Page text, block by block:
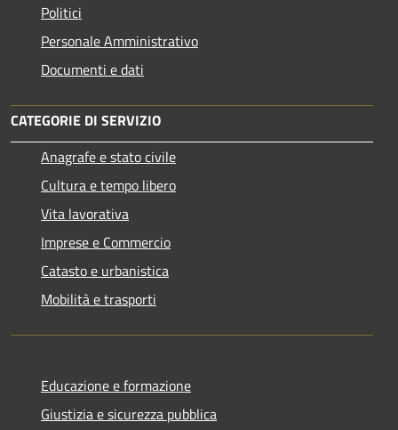
Politici
Personale Amministrativo
Documenti e dati
CATEGORIE DI SERVIZIO
Anagrafe e stato civile
Cultura e tempo libero
Vita lavorativa
Imprese e Commercio
Catasto e urbanistica
Mobilità e trasporti
Educazione e formazione
Giustizia e sicurezza pubblica